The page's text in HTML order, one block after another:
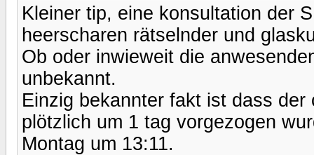
Kleiner tip, eine konsultation der
heerscharen rätselnder und
Ob oder inwieweit die
unbekannt.
Einzig bekannter fakt ist dass
plötzlich um 1 tag vorgezogen
Montag um 13:11.